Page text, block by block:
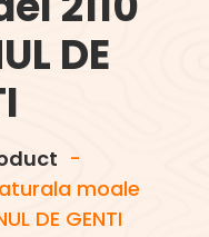
DE
-
moale
DE GENTI